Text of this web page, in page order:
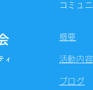
ィ
コミュ
概要
活動内容
ブログ